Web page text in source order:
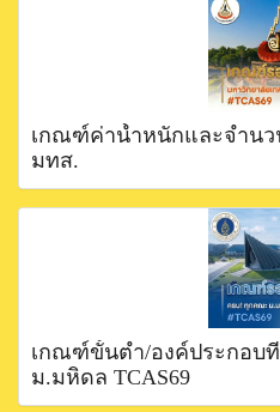
เกณฑ์ค่าน้ำหนักและจำนว
มทส.
เกณฑ์ขั้นตำ่/องค์ประกอบ
ม.มหิดล TCAS69